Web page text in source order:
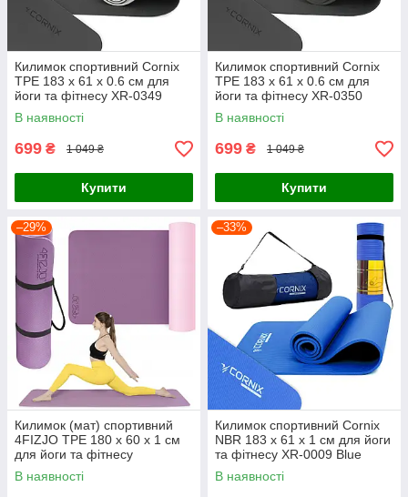
Килимок спортивний Cornix
TPE 183 x 61 x 0.6 см для
йоги та фітнесу XR-0349
Black/Grey
В наявності
699 ₴ 1 049 ₴
Купити
Килимок спортивний Cornix
TPE 183 x 61 x 0.6 см для
йоги та фітнесу XR-0350
Black
В наявності
699 ₴ 1 049 ₴
Купити
–29%
Килимок (мат) спортивний
4FIZJO TPE 180 x 60 x 1 см
для йоги та фітнесу
Violet/Pink (P-
5907739316967)
В наявності
–33%
Килимок спортивний Cornix
NBR 183 x 61 x 1 cм для йоги
та фітнесу XR-0009 Blue
В наявності